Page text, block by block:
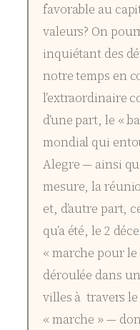
favorable au
valeurs? On
inquiétant des
notre temps en
l’extraordinaire
d’une part, le «
mondial qui
Alegre — ainsi
mesure, la
et, d’autre part,
qu’a été, le 2
« marche pour le
déroulée dans
villes à travers
« marche » —